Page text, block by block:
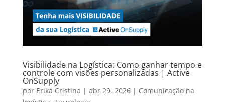
Visibilidade na Logística: Como ganhar tempo e
controle com visões personalizadas | Active
OnSupply
por Erika Cristina | abr 29, 2026| Comunicação na